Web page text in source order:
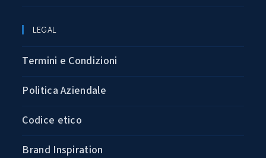
LEGAL
Termini e Condizioni
Politica Aziendale
Codice etico
Brand Inspiration